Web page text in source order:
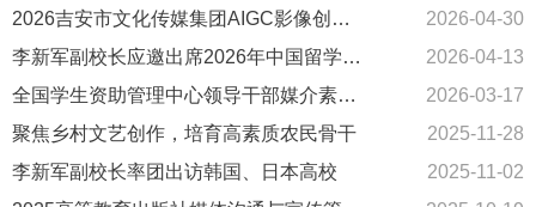
2026吉安市文化传媒集团AIGC影像创作特训营圆满结业
2026-04-30
李新军副校长应邀出席2026年中国留学论坛
2026-04-13
全国学生资助管理中心领导干部媒介素养与舆情管理专题培训班在我校开班
2026-03-17
聚焦乡村文艺创作，培育高素质农民骨干
2025-11-28
李新军副校长率团出访韩国、日本高校
2025-11-02